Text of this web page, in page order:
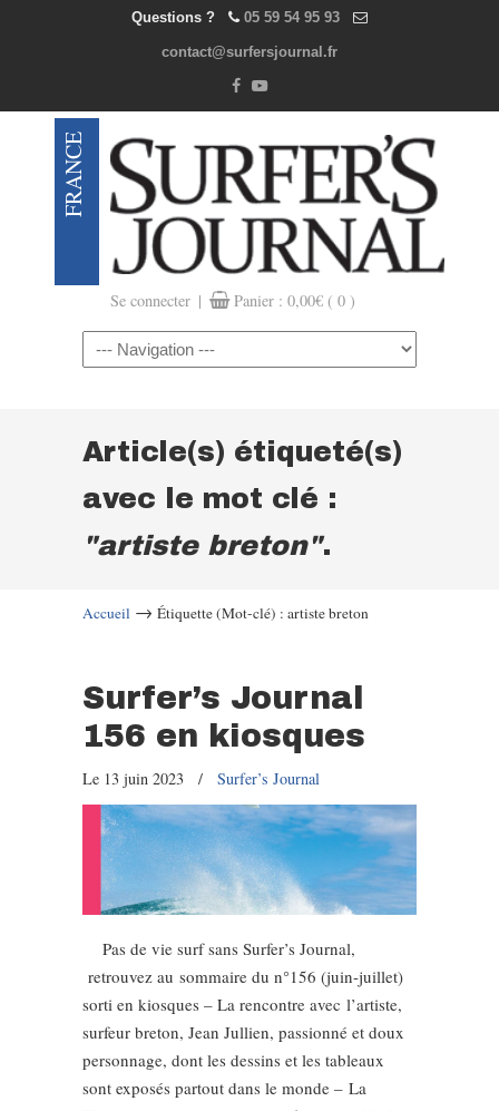
Questions ? 05 59 54 95 93
contact@surfersjournal.fr
Se connecter | Panier : 0,00€ ( 0 )
Navigation
Article(s) étiqueté(s)
avec le mot clé :
"artiste breton".
Accueil → Étiquette (Mot-clé) : artiste breton
Surfer’s Journal
156 en kiosques
Le 13 juin 2023 / Surfer’s Journal
Pas de vie surf sans Surfer’s Journal,
retrouvez au sommaire du n°156 (juin-juillet)
sorti en kiosques – La rencontre avec l’artiste,
surfeur breton, Jean Jullien, passionné et doux
personnage, dont les dessins et les tableaux
sont exposés partout dans le monde – La